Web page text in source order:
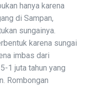
hanya karena
di Sampan,
sungainya.
karena sungai
imbas dari
1 juta tahun yang
Rombongan